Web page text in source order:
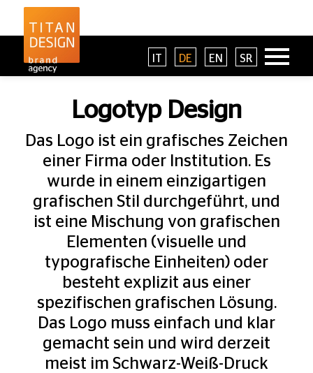
IT DE EN SR
Logotyp Design
Das Logo ist ein grafisches Zeichen
einer Firma oder Institution. Es
wurde in einem einzigartigen
grafischen Stil durchgeführt, und
ist eine Mischung von grafischen
Elementen (visuelle und
typografische Einheiten) oder
besteht explizit aus einer
spezifischen grafischen Lösung.
Das Logo muss einfach und klar
gemacht sein und wird derzeit
meist im Schwarz-Weiß-Druck